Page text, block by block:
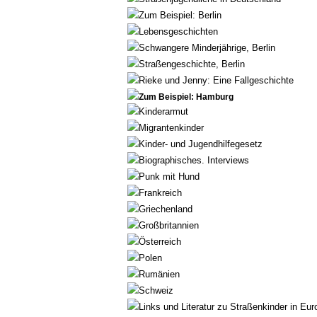
Zum Beispiel: Berlin
Lebensgeschichten
Schwangere Minderjährige, Berlin
Straßengeschichte, Berlin
Rieke und Jenny: Eine Fallgeschichte
Zum Beispiel: Hamburg
Kinderarmut
Migrantenkinder
Kinder- und Jugendhilfegesetz
Biographisches. Interviews
Punk mit Hund
Frankreich
Griechenland
Großbritannien
Österreich
Polen
Rumänien
Schweiz
Links und Literatur zu Straßenkinder in